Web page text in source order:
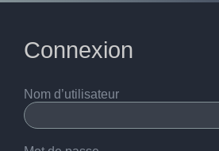
Connexion
Nom d’utilisateur